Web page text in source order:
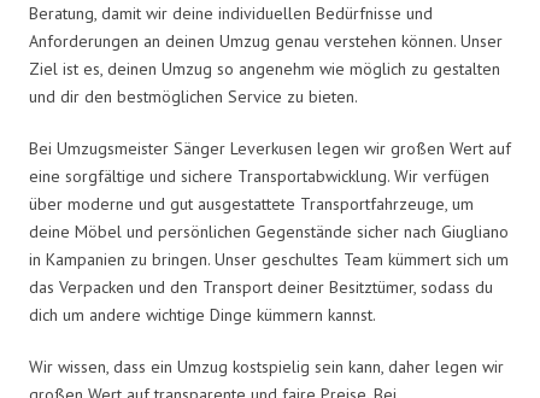
Beratung, damit wir deine individuellen Bedürfnisse und
Anforderungen an deinen Umzug genau verstehen können. Unser
Ziel ist es, deinen Umzug so angenehm wie möglich zu gestalten
und dir den bestmöglichen Service zu bieten.
Bei Umzugsmeister Sänger Leverkusen legen wir großen Wert auf
eine sorgfältige und sichere Transportabwicklung. Wir verfügen
über moderne und gut ausgestattete Transportfahrzeuge, um
deine Möbel und persönlichen Gegenstände sicher nach Giugliano
in Kampanien zu bringen. Unser geschultes Team kümmert sich um
das Verpacken und den Transport deiner Besitztümer, sodass du
dich um andere wichtige Dinge kümmern kannst.
Wir wissen, dass ein Umzug kostspielig sein kann, daher legen wir